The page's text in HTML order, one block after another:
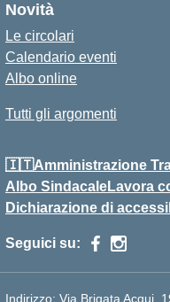
Novità
Le circolari
Calendario eventi
Albo online
Tutti gli argomenti
🇮🇹Amministrazione
Albo SindacaleLavora
Dichiarazione di
Seguici su:
Indirizzo: Via Brigata Acqui,